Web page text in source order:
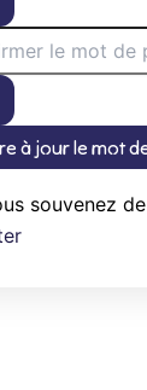
à jour le mot
souvenez